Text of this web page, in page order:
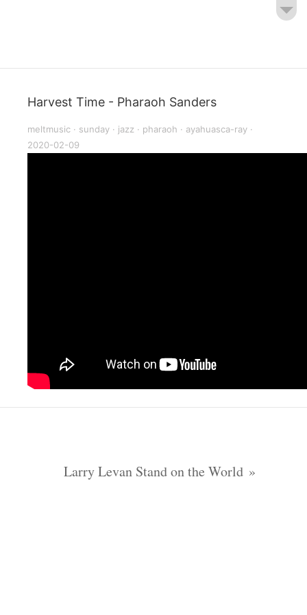
Harvest Time - Pharaoh Sanders
meltmusic · sunday · jazz · pharaoh · ayahuasca-ray ·
2020-02-09
Larry Levan Stand on the World